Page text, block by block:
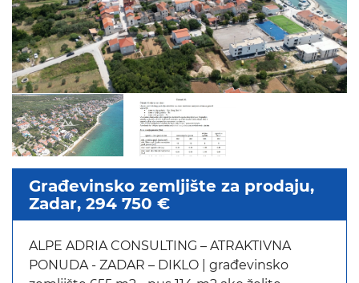
Građevinsko zemljište za prodaju,
Zadar, 294 750 €
ALPE ADRIA CONSULTING – ATRAKTIVNA
PONUDA - ZADAR – DIKLO | građevinsko